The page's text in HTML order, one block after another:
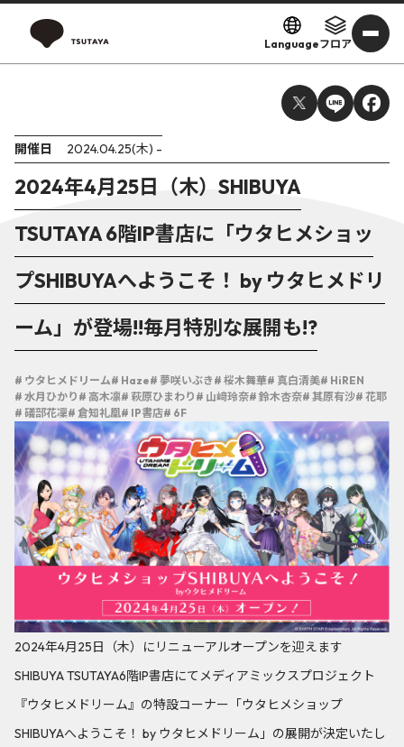
Languageフロア
開催日 2024.04.25(木) -
2024年4月25日（木）SHIBUYA
TSUTAYA 6階IP書店に「ウタヒメショッ
プSHIBUYAへようこそ！ by ウタヒメドリ
ーム」が登場!!毎月特別な展開も!?
# ウタヒメドリーム# Haze# 夢咲いぶき# 桜木舞華# 真白清美# HiREN
# 水月ひかり # 高木凛# 萩原ひまわり # 山﨑玲奈# 鈴木杏奈# 其原有沙# 花耶
# 礒部花凜# 倉知礼凰# IP書店# 6F
2024年4月25日（木）にリニューアルオープンを迎えます
SHIBUYA TSUTAYA6階IP書店にてメディアミックスプロジェクト
『ウタヒメドリーム』の特設コーナー「ウタヒメショップ
SHIBUYAへようこそ！ by ウタヒメドリーム」の展開が決定いたし